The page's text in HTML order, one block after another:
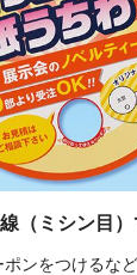
（ミシン目）
ンをつけるな